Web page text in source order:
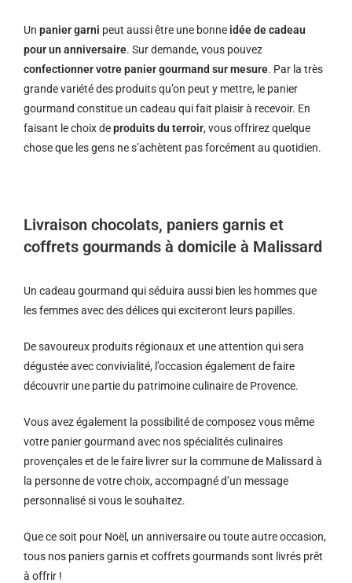
Un panier garni peut aussi être une bonne idée de cadeau
pour un anniversaire. Sur demande, vous pouvez
confectionner votre panier gourmand sur mesure. Par la très
grande variété des produits qu’on peut y mettre, le panier
gourmand constitue un cadeau qui fait plaisir à recevoir. En
faisant le choix deproduits du terroir, vous offrirez quelque
chose que les gens ne s’achètent pas forcément au quotidien.
Livraison chocolats, paniers garnis et
coffrets gourmands à domicile à Malissard
Un cadeau gourmand qui séduira aussi bien les hommes que
les femmes avec des délices qui exciteront leurs papilles.
De savoureux produits régionaux et une attention qui sera
dégustée avec convivialité, l’occasion également de faire
découvrir une partie du patrimoine culinaire de Provence.
Vous avez également la possibilité de composez vous même
votre panier gourmand avec nos spécialités culinaires
provençales et de le faire livrer sur la commune de Malissard à
la personne de votre choix, accompagné d’un message
personnalisé si vous le souhaitez.
Que ce soit pour Noël, un anniversaire ou toute autre occasion,
tous nos paniers garnis et coffrets gourmands sont livrés prêt
à offrir !